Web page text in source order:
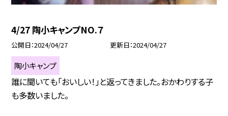
4/27 陶小キャンプNO.７
公開日 2024/04/27 更新日 2024/04/27
陶小キャンプ
誰に聞いても「おいしい！」と返ってきました。おかわりする子
も多数いました。